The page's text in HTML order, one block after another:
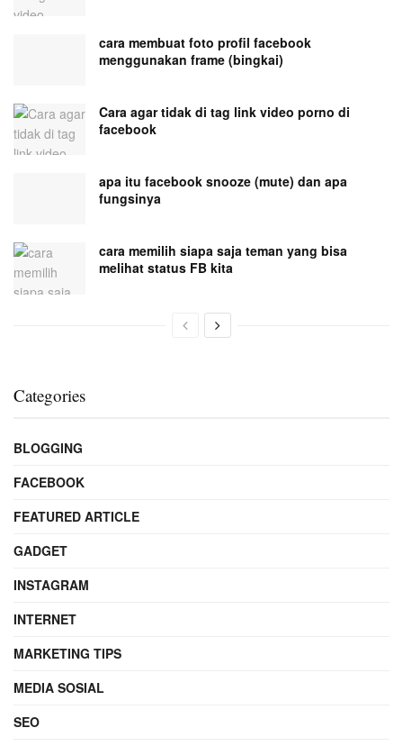
cara membuat foto profil facebook
menggunakan frame (bingkai)
Cara agar tidak di tag link video porno di
facebook
apa itu facebook snooze (mute) dan apa
fungsinya
cara memilih siapa saja teman yang bisa
melihat status FB kita
Categories
BLOGGING
FACEBOOK
FEATURED ARTICLE
GADGET
INSTAGRAM
INTERNET
MARKETING TIPS
MEDIA SOSIAL
SEO